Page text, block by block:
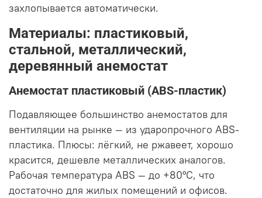
захлопывается автоматически.
Материалы: пластиковый,
стальной, металлический,
деревянный анемостат
Анемостат пластиковый (ABS-пластик)
Подавляющее большинство анемостатов для
вентиляции на рынке — из ударопрочного ABS-
пластика. Плюсы: лёгкий, не ржавеет, хорошо
красится, дешевле металлических аналогов.
Рабочая температура ABS — до +80°C, что
достаточно для жилых помещений и офисов.